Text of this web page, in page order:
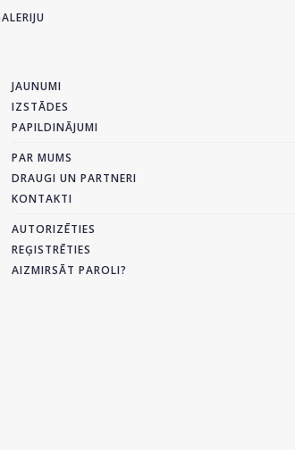
JAUNUMI
IZSTĀDES
PAPILDINĀJUMI
PAR MUMS
DRAUGI UN PARTNERI
KONTAKTI
AUTORIZĒTIES
REĢISTRĒTIES
AIZMIRSĀT PAROLI?